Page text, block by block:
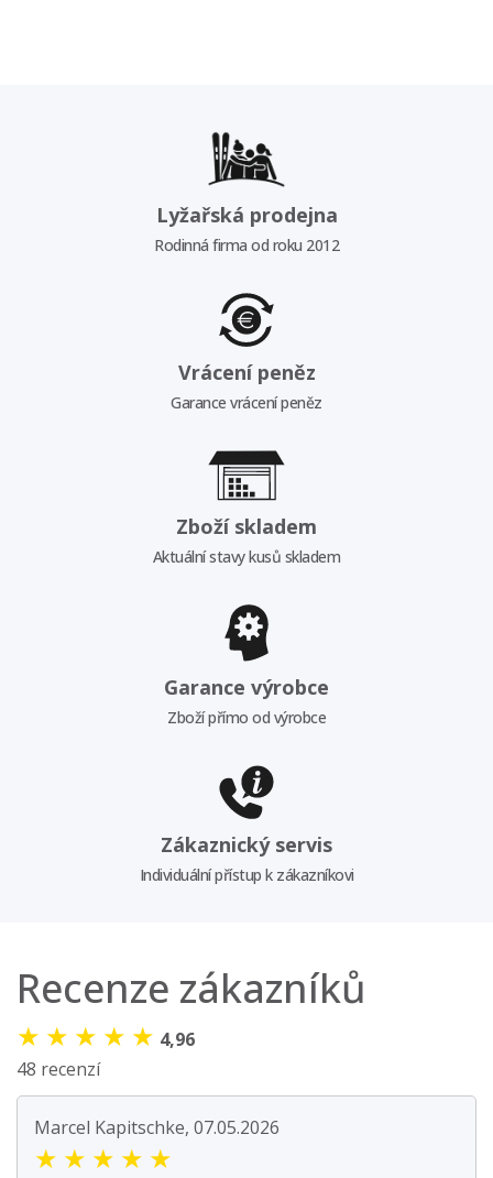
Lyžařská prodejna
Rodinná firma od roku 2012
Vrácení peněz
Garance vrácení peněz
Zboží skladem
Aktuální stavy kusů skladem
Garance výrobce
Zboží přímo od výrobce
Zákaznický servis
Individuální přístup k zákazníkovi
Recenze zákazníků
★ ★ ★ ★ ★ 4,96
48 recenzí
Marcel Kapitschke, 07.05.2026
★ ★ ★ ★ ★